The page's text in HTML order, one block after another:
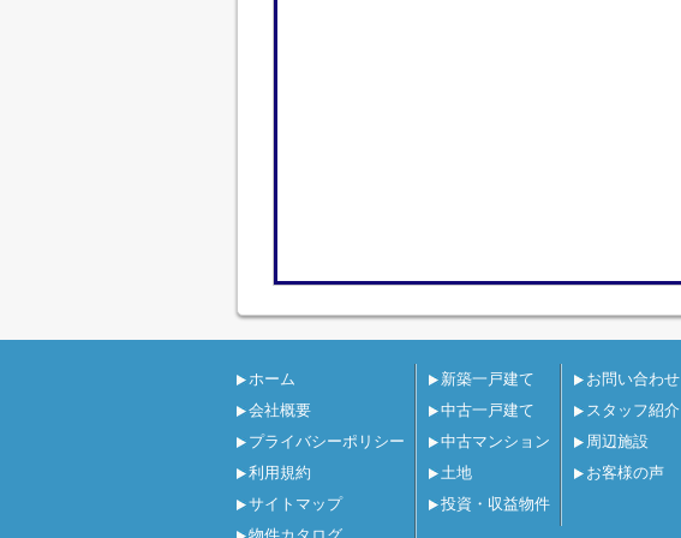
ホーム
会社概要
プライバシーポリシー
利用規約
サイトマップ
新築一戸建て
中古一戸建て
中古マンション
土地
投資・収益物件
お問い合わせ
スタッフ紹介
周辺施設
お客様の声